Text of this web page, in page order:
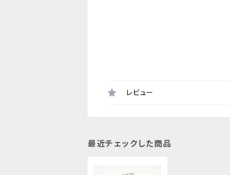
レビュー
最近チェックした商品